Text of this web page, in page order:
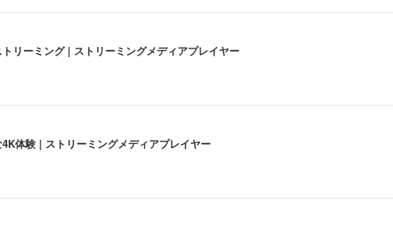
ーミング | ストリーミングメディアプレイヤー
体験 | ストリーミングメディアプレイヤー